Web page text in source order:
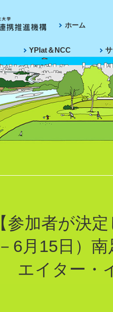
YPlat＆NCC
ホーム
【参加者が決
－6月15日）
エイター・